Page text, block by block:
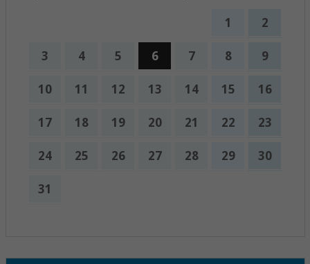
1 2
3 4 5 6 7 8 9
10 11 12 13 14 15 16
17 18 19 20 21 22 23
24 25 26 27 28 29 30
31